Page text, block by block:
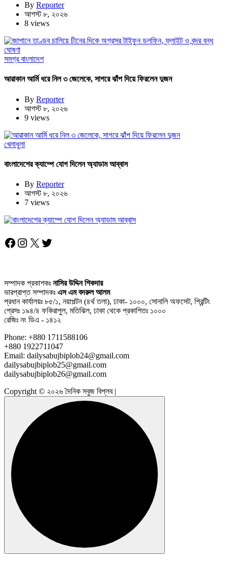
By Reporter
আগস্ট ৮, ২০২৬
8 views
সমগ্র বাংলাদেশ
আরাকান আর্মি ধরে নিল ৩ জেলেকে, সাগরে ঝাঁপ দিয়ে ফিরলেন দুজন
By Reporter
আগস্ট ৮, ২০২৬
9 views
খেলাধুলা
বাংলাদেশের ক্যাম্পে যোগ দিলেন অ্যাডাম আব্বাস
By Reporter
আগস্ট ৮, ২০২৬
7 views
Facebook
Instagram
X Twitter
সম্পাদক প্রকাশকঃ নাসির উদ্দিন শিকদার
ভারপ্রাপ্ত সম্পাদকঃ এস এম বদরুল আলম
প্রধান কার্যালয়ঃ ৮৫/১, নয়াপল্টন (৪র্থ তলা), ঢাকা- ১০০০, সোনালি অফসেট, প্রিন্টিং
প্রেসঃ ১৯৪/৪ ফকিরাপুল, মতিঝিল, ঢাকা থেকে প্রকাশিতঃ ১০০০
রেজিঃ নং ডিএ - ১৪১২
Phone: +880 1711588106
+880 1922711047
Email: dailysabujbiplob24@gmail.com
dailysabujbiplob25@gmail.com
dailysabujbiplob26@gmail.com
Copyright © ২০২৬ দৈনিক সবুজ বিপ্লব |